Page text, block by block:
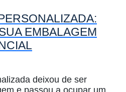
EMBALAGEM
deixou de ser
e passou a ocupar um